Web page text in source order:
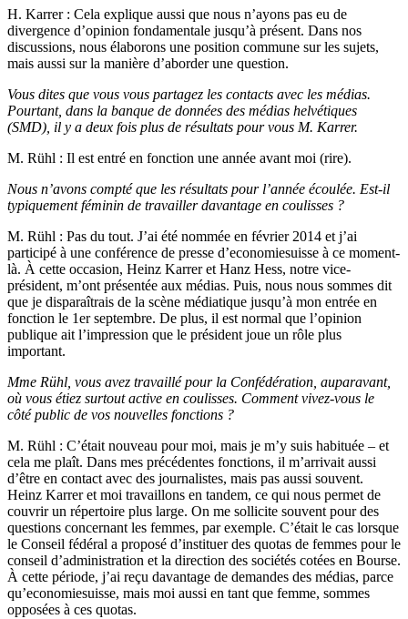
H. Karrer: Cela explique aussi que nous n’ayons pas eu de
divergence d’opinion fondamentale jusqu’à présent. Dans nos
discussions, nous élaborons une position commune sur les sujets,
mais aussi sur la manière d’aborder une question.
Vous dites que vous vous partagez les contacts avec les médias.
Pourtant, dans la banque de données des médias helvétiques
(SMD), il y a deux fois plus de résultats pour vous M. Karrer.
M. Rühl : Il est entré en fonction une année avant moi (rire).
Nous n’avons compté que les résultats pour l’année écoulée. Est-il
typiquement féminin de travailler davantage en coulisses ?
M. Rühl : Pas du tout. J’ai été nommée en février 2014 et j’ai
participé à une conférence de presse d’economiesuisse à ce moment-
là. À cette occasion, Heinz Karrer et Hanz Hess, notre vice-
président, m’ont présentée aux médias. Puis, nous nous sommes dit
que je disparaîtrais de la scène médiatique jusqu’à mon entrée en
fonction le 1er septembre. De plus, il est normal que l’opinion
publique ait l’impression que le président joue un rôle plus
important.
Mme Rühl, vous avez travaillé pour la Confédération, auparavant,
où vous étiez surtout active en coulisses. Comment vivez-vous le
côté public de vos nouvelles fonctions ?
M. Rühl : C’était nouveau pour moi, mais je m’y suis habituée – et
cela me plaît. Dans mes précédentes fonctions, il m’arrivait aussi
d’être en contact avec des journalistes, mais pas aussi souvent.
Heinz Karrer et moi travaillons en tandem, ce qui nous permet de
couvrir un répertoire plus large. On me sollicite souvent pour des
questions concernant les femmes, par exemple. C’était le cas lorsque
le Conseil fédéral a proposé d’instituer des quotas de femmes pour le
conseil d’administration et la direction des sociétés cotées en Bourse.
À cette période, j’ai reçu davantage de demandes des médias, parce
qu’economiesuisse, mais moi aussi en tant que femme, sommes
opposées à ces quotas.